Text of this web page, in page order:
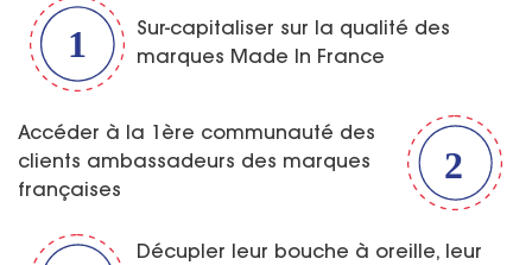
Sur-capitaliser sur la qualité des
marques Made In France
Accéder à la 1ère communauté des
clients ambassadeurs des marques
françaises
Décupler leur bouche à oreille, leur